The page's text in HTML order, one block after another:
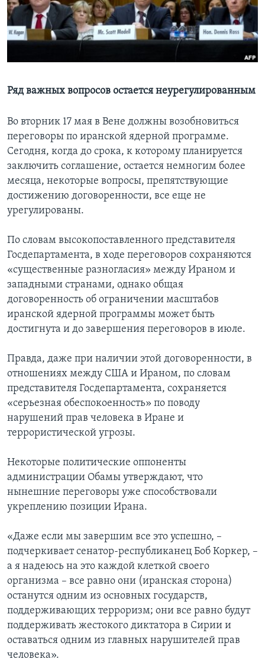
Learning English
СОЦИАЛЬНЫЕ СЕТИ
Ряд важных вопросов остается неурегулированным
Во вторник 17 мая в Вене должны возобновиться
переговоры по иранской ядерной программе.
Сегодня, когда до срока, к которому планируется
заключить соглашение, остается немногим более
месяца, некоторые вопросы, препятствующие
достижению договоренности, все еще не
урегулированы.
По словам высокопоставленного представителя
Госдепартамента, в ходе переговоров сохраняются
«существенные разногласия» между Ираном и
западными странами, однако общая
договоренность об ограничении масштабов
иранской ядерной программы может быть
достигнута и до завершения переговоров в июле.
Правда, даже при наличии этой договоренности, в
отношениях между США и Ираном, по словам
представителя Госдепартамента, сохраняется
«серьезная обеспокоенность» по поводу
нарушений прав человека в Иране и
террористической угрозы.
Некоторые политические оппоненты
администрации Обамы утверждают, что
нынешние переговоры уже способствовали
укреплению позиции Ирана.
«Даже если мы завершим все это успешно, –
подчеркивает сенатор-республиканец Боб Коркер, –
а я надеюсь на это каждой клеткой своего
организма – все равно они (иранская сторона)
останутся одним из основных государств,
поддерживающих терроризм; они все равно будут
поддерживать жестокого диктатора в Сирии и
оставаться одним из главных нарушителей прав
человека».